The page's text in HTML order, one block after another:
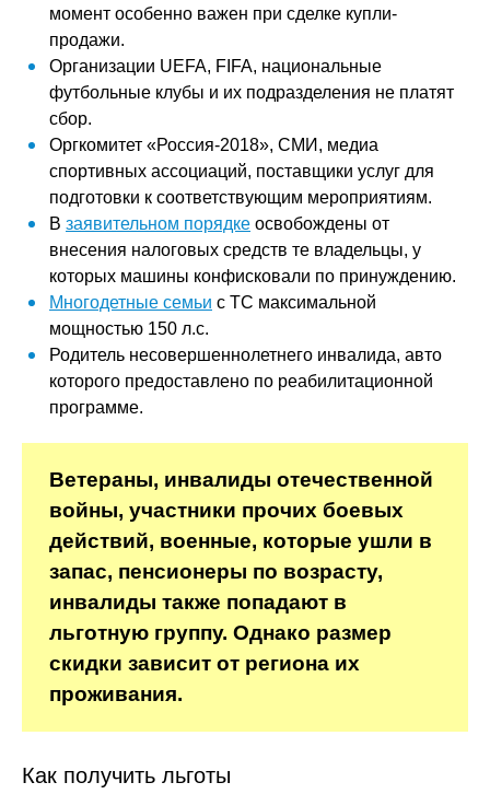
момент особенно важен при сделке купли-
продажи.
Организации UEFA, FIFA, национальные
футбольные клубы и их подразделения не платят
сбор.
Оргкомитет «Россия-2018», СМИ, медиа
спортивных ассоциаций, поставщики услуг для
подготовки к соответствующим мероприятиям.
В заявительном порядке освобождены от
внесения налоговых средств те владельцы, у
которых машины конфисковали по принуждению.
Многодетные семьи с ТС максимальной
мощностью 150 л.с.
Родитель несовершеннолетнего инвалида, авто
которого предоставлено по реабилитационной
программе.
Ветераны, инвалиды отечественной
войны, участники прочих боевых
действий, военные, которые ушли в
запас, пенсионеры по возрасту,
инвалиды также попадают в
льготную группу. Однако размер
скидки зависит от региона их
проживания.
Как получить льготы